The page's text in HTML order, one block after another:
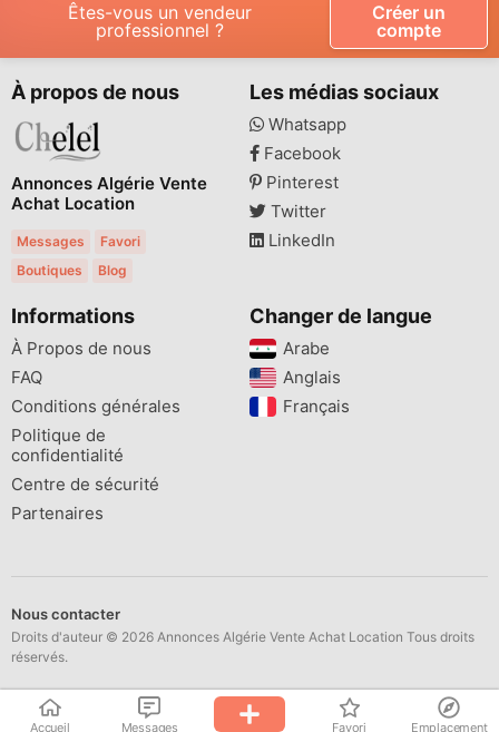
Êtes-vous un vendeur
professionnel ?
Créer un
compte
À propos de nous
Annonces Algérie Vente
Achat Location
Messages
Favori
Boutiques
Blog
Les médias sociaux
Whatsapp
Facebook
Pinterest
Twitter
LinkedIn
Informations
À Propos de nous
FAQ
Conditions générales
Politique de
confidentialité
Centre de sécurité
Partenaires
Changer de langue
Arabe
Anglais
Français
Nous contacter
Droits d'auteur © 2026 Annonces Algérie Vente Achat Location Tous droits
réservés.
Accueil Messages Favori Emplacement